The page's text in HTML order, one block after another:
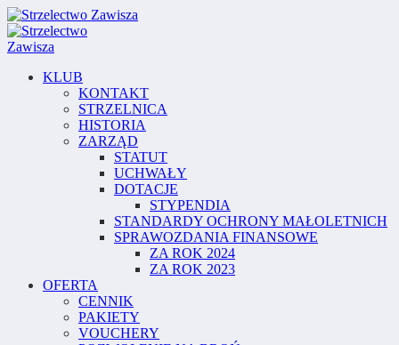
KLUB
KONTAKT
STRZELNICA
HISTORIA
ZARZĄD
STATUT
UCHWAŁY
DOTACJE
STYPENDIA
STANDARDY OCHRONY MAŁOLETNICH
SPRAWOZDANIA FINANSOWE
ZA ROK 2024
ZA ROK 2023
OFERTA
CENNIK
PAKIETY
VOUCHERY